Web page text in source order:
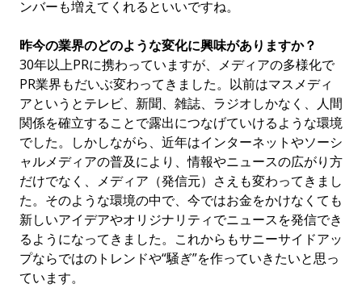
ンバーも増えてくれるといいですね。
昨今の業界のどのような変化に興味がありますか？
30年以上PRに携わっていますが、メディアの多様化で
PR業界もだいぶ変わってきました。以前はマスメディ
アというとテレビ、新聞、雑誌、ラジオしかなく、人間
関係を確立することで露出につなげていけるような環境
でした。しかしながら、近年はインターネットやソーシ
ャルメディアの普及により、情報やニュースの広がり方
だけでなく、メディア（発信元）さえも変わってきまし
た。そのような環境の中で、今ではお金をかけなくても
新しいアイデアやオリジナリティでニュースを発信でき
るようになってきました。これからもサニーサイドアッ
プならではのトレンドや“騒ぎ”を作っていきたいと思っ
ています。